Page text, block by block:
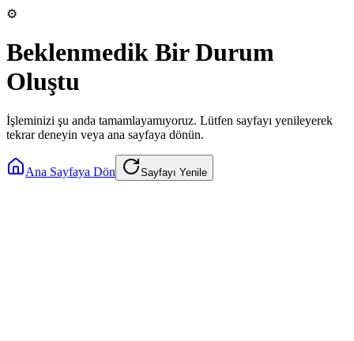
⚙️
Beklenmedik Bir Durum
Oluştu
İşleminizi şu anda tamamlayamıyoruz. Lütfen sayfayı yenileyerek
tekrar deneyin veya ana sayfaya dönün.
Ana Sayfaya Dön Sayfayı Yenile